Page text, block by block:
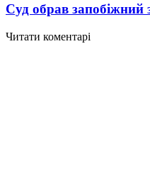
Суд обрав запобіжний
Читати коментарі